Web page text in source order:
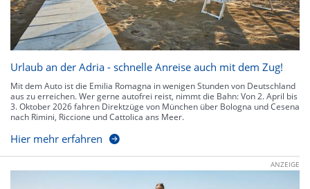
Urlaub an der Adria - schnelle Anreise auch mit dem Zug!
Mit dem Auto ist die Emilia Romagna in wenigen Stunden von Deutschland
aus zu erreichen. Wer gerne autofrei reist, nimmt die Bahn: Von 2. April bis
3. Oktober 2026 fahren Direktzüge von München über Bologna und Cesena
nach Rimini, Riccione und Cattolica ans Meer.
Hier mehr erfahren
ANZEIGE